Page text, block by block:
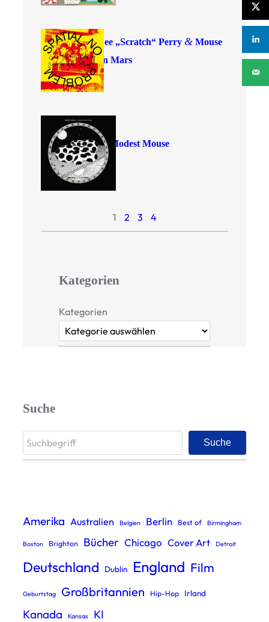
Lee „Scratch“ Perry& Mouse
on Mars
Modest Mouse
1 2 3 4
Kategorien
Kategorien
Suche
S
e
Suche
Amerika Australien Belgien Berlin Best of Birmingham
Boston Brighton Bücher Chicago Cover Art Detroit
Deutschland Dublin England Film
Geburtstag Großbritannien Hip-Hop Irland
Kanada Kansas KI